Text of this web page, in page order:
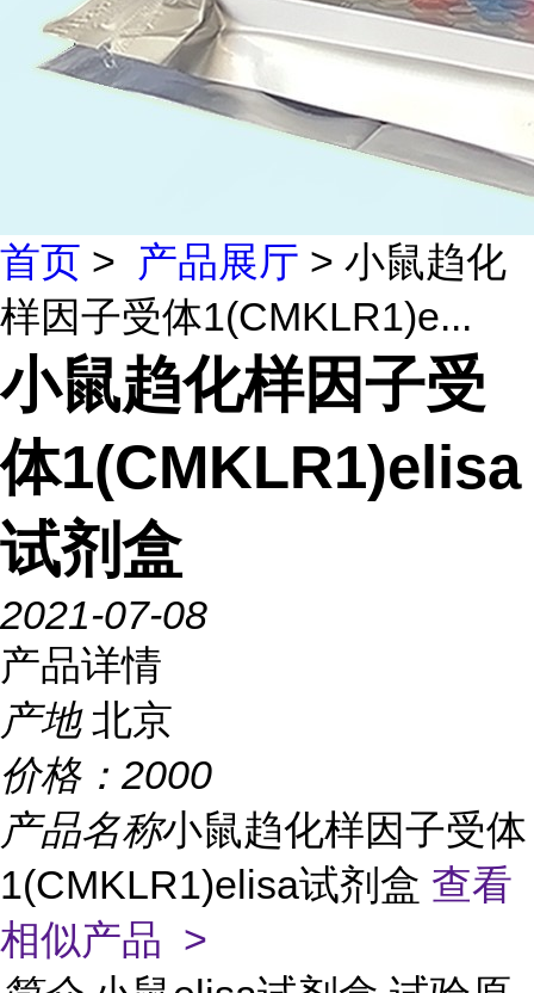
首页 > 产品展厅 > 小鼠趋化
样因子受体1(CMKLR1)e...
小鼠趋化样因子受
体1(CMKLR1)elisa
试剂盒
2021-07-08
产品详情
产地 北京
价格： 2000
产品名称小鼠趋化样因子受体
1(CMKLR1)elisa试剂盒 查看
相似产品 >